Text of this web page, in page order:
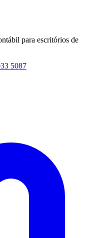
para escritórios de
5087